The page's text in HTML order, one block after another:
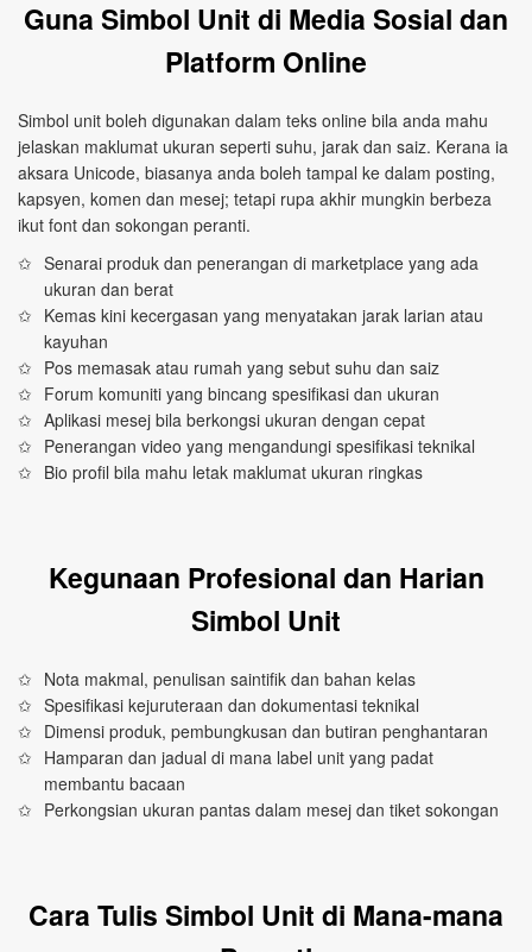
Guna Simbol Unit di Media Sosial dan
Platform Online
Simbol unit boleh digunakan dalam teks online bila anda mahu
jelaskan maklumat ukuran seperti suhu, jarak dan saiz. Kerana ia
aksara Unicode, biasanya anda boleh tampal ke dalam posting,
kapsyen, komen dan mesej; tetapi rupa akhir mungkin berbeza
ikut font dan sokongan peranti.
Senarai produk dan penerangan di marketplace yang ada
ukuran dan berat
Kemas kini kecergasan yang menyatakan jarak larian atau
kayuhan
Pos memasak atau rumah yang sebut suhu dan saiz
Forum komuniti yang bincang spesifikasi dan ukuran
Aplikasi mesej bila berkongsi ukuran dengan cepat
Penerangan video yang mengandungi spesifikasi teknikal
Bio profil bila mahu letak maklumat ukuran ringkas
Kegunaan Profesional dan Harian
Simbol Unit
Nota makmal, penulisan saintifik dan bahan kelas
Spesifikasi kejuruteraan dan dokumentasi teknikal
Dimensi produk, pembungkusan dan butiran penghantaran
Hamparan dan jadual di mana label unit yang padat
membantu bacaan
Perkongsian ukuran pantas dalam mesej dan tiket sokongan
Cara Tulis Simbol Unit di Mana-mana